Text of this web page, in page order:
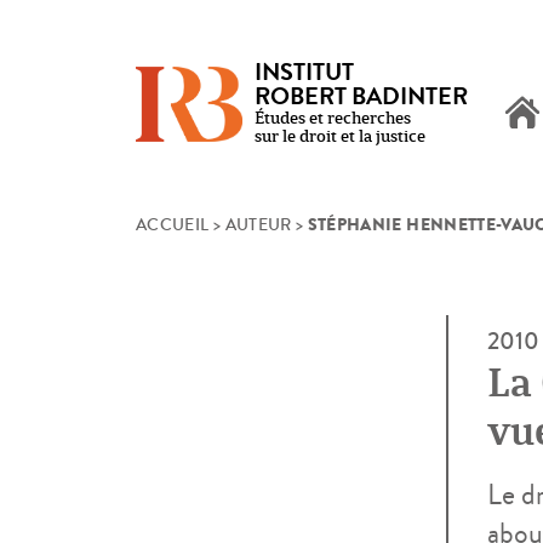
INSTITUT
ROBERT BADINTER
Études et recherches
sur le droit et la justice
ACCUEIL > AUTEUR > STÉPHANIE HENNETTE-
2010
Le